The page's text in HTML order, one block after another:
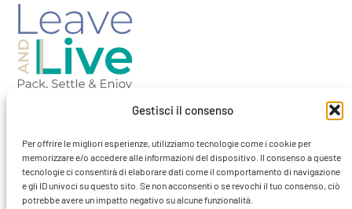
Gestisci il consenso
Per offrire le migliori esperienze, utilizziamo tecnologie come i cookie per
memorizzare e/o accedere alle informazioni del dispositivo. Il consenso a queste
tecnologie ci consentirà di elaborare dati come il comportamento di navigazione
e gli ID univoci su questo sito. Se non acconsenti o se revochi il tuo consenso, ciò
potrebbe avere un impatto negativo su alcune funzionalità.
Barcellona-Spagna
contact@leaveandlivebcn.com